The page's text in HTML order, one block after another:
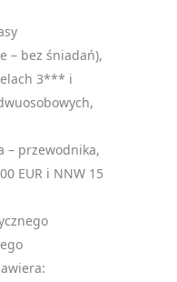
– bez śniadań),
3*** i
– przewodnika,
EUR i NNW 15